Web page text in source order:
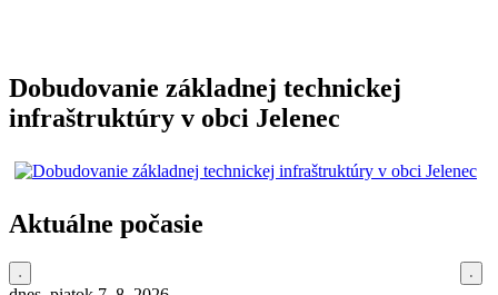
Dobudovanie základnej technickej
infraštruktúry v obci Jelenec
Aktuálne počasie